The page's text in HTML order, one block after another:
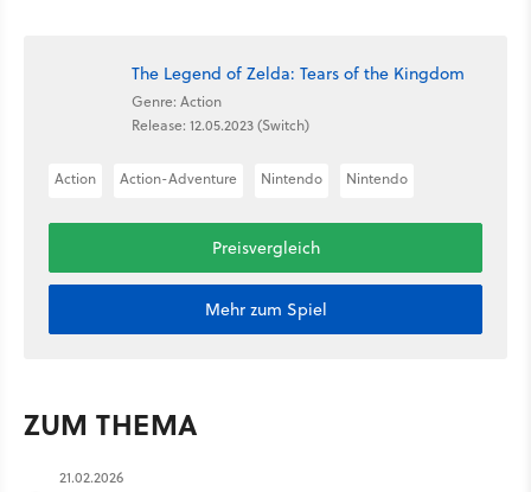
The Legend of Zelda: Tears of the Kingdom
Genre: Action
Release: 12.05.2023 (Switch)
Action Action-Adventure Nintendo Nintendo
Preisvergleich
Mehr zum Spiel
ZUM THEMA
21.02.2026